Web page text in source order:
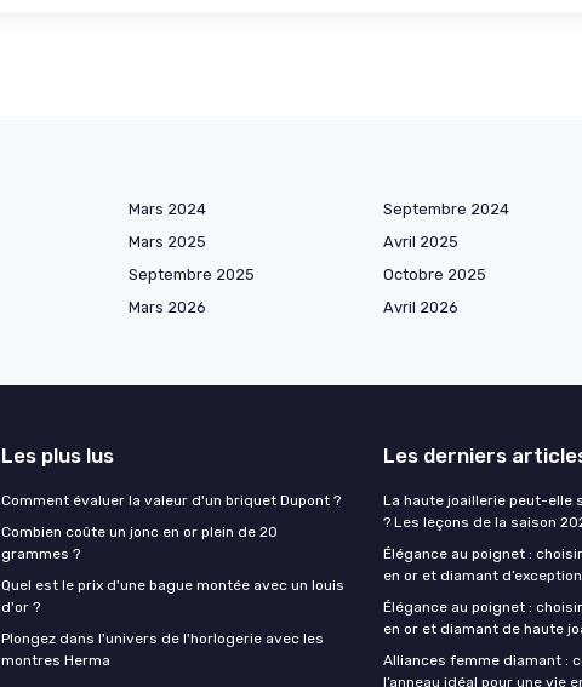
Mars 2024 Septembre 2024
Mars 2025 Avril 2025
Septembre 2025 Octobre 2025
Mars 2026 Avril 2026
Les plus lus
Comment évaluer la valeur d'un briquet Dupont ?
Combien coûte un jonc en or plein de 20
grammes ?
Quel est le prix d'une bague montée avec un louis
d'or ?
Plongez dans l'univers de l'horlogerie avec les
montres Herma
Les derniers
La haute joaillerie peut-elle
? Les leçons de la saison
Élégance au poignet :
en or et diamant d’exception
Élégance au poignet :
en or et diamant de haute
Alliances femme diamant :
l’anneau idéal pour une vie